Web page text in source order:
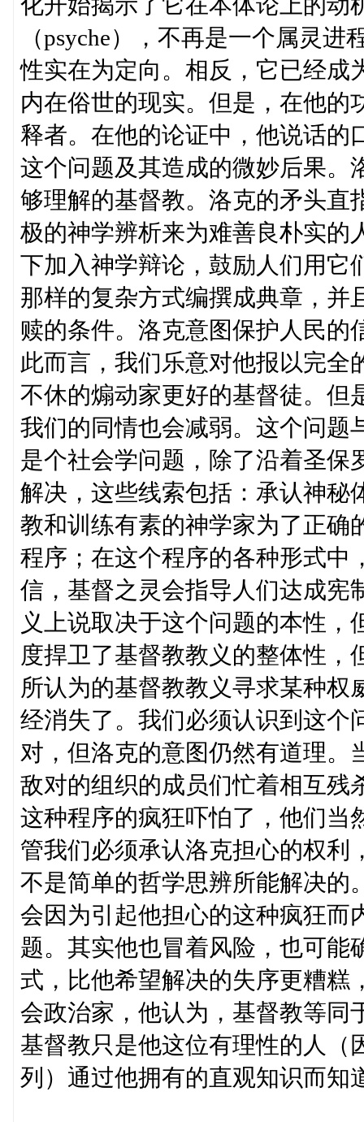
（psyche），不再是一个属灵
性实在为定向。相反，它已经成
内在俗世的现实。但是，在他的
释者。在他的论证中，他说话的
这个问题及其造成的微妙后果。
够理解的基督教。洛克的矛头直
极的神学辨析来为难善良朴实的
下加入神学辩论，鼓励人们用它
那样的复杂方式编撰成典章，并
赎的条件。洛克意图保护人民的
此而言，我们乐意对他报以完全
不休的煽动家更好的基督徒。但
我们的同情也会减弱。这个问题
是个社会学问题，除了沿着圣保
解决，这些线索包括：承认神秘
教和训练有素的神学家为了正确
程序；在这个程序的各种形式中
信，基督之灵会指导人们达成宪
义上说取决于这个问题的本性
度捍卫了基督教教义的整体性，
所认为的基督教教义寻求某种权
经消失了。我们必须认识到这个
对，但洛克的意图仍然有道理。
敌对的组织的成员们忙着相互残
这种程序的疯狂吓怕了，他们当
管我们必须承认洛克担心的权利
不是简单的哲学思辨所能解决的
会因为引起他担心的这种疯狂而
题。其实他也冒着风险，也可能
式，比他希望解决的失序更糟糕
会政治家，他认为，基督教等同
基督教只是他这位有理性的人（
列）通过他拥有的直观知识而知